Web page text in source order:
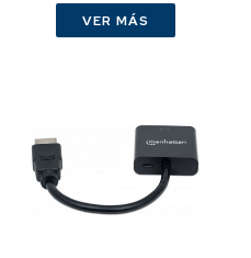
VER MÁS